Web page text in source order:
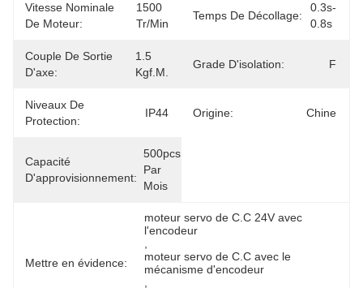
Vitesse Nominale
De Moteur:
1500
Tr/min
Temps De Décollage:
0.3s-
0.8s
Couple De Sortie
D'axe:
1.5
Kgf.m.
Grade D'isolation: F
Niveaux De
Protection:
IP44 Origine: Chine
Capacité
D'approvisionnement:
500pcs
Par
Mois
Mettre en évidence:
moteur servo de C.C 24V avec
l'encodeur
moteur servo de C.C avec le
mécanisme d'encodeur